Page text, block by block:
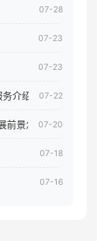
07-28
07-23
07-23
介绍 07-22
前景怎样07-20
07-18
07-16